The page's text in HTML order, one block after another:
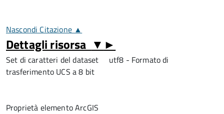
Nascondi Citazione ▲
Dettagli risorsa ▼ ►
Set di caratteri del dataset utf8 - Formato di
trasferimento UCS a 8 bit
Proprietà elemento ArcGIS